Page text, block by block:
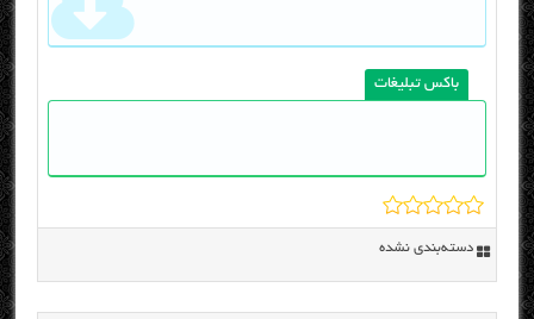
باکس تبلیغات
دسته‌بندی نشده